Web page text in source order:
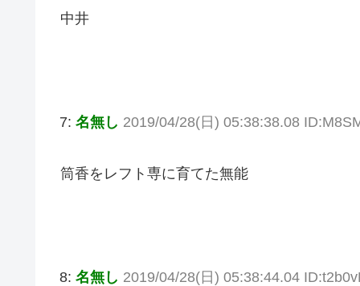
中井
7: 名無し 2019/04/28(日) 05:38:38.08
筒香をレフト専に育てた無能
8: 名無し 2019/04/28(日) 05:38:44.04